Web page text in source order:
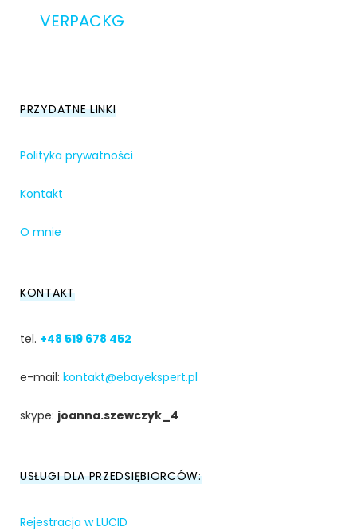
VERPACKG
PRZYDATNE LINKI
Polityka prywatności
Kontakt
O mnie
KONTAKT
tel. +48 519 678 452
e-mail: kontakt@ebayekspert.pl
skype: joanna.szewczyk_4
USŁUGI DLA PRZEDSIĘBIORCÓW:
Rejestracja w LUCID